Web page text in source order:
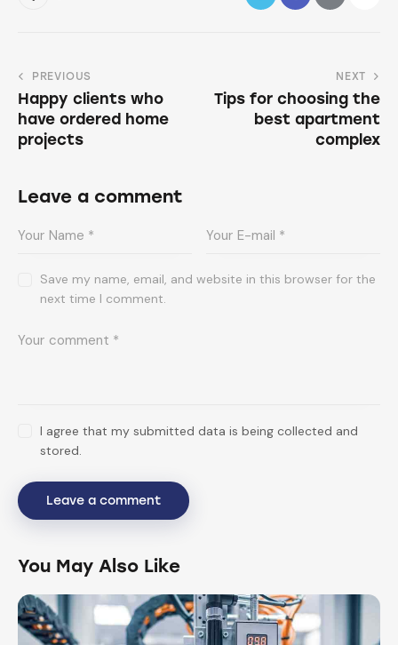
PREVIOUS
Happy clients who
have ordered home
projects
NEXT
Tips for choosing the
best apartment
complex
Leave a comment
Save my name, email, and website in this browser for the
next time I comment.
I agree that my submitted data is being collected and
stored.
You May Also Like